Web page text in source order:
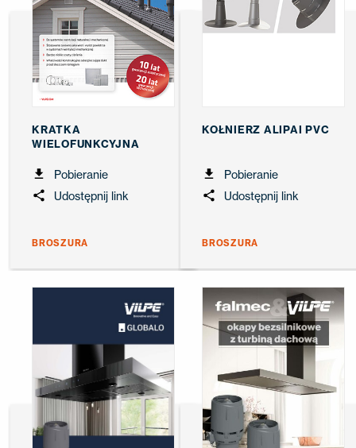
KRATKA
WIELOFUNKCYJNA
Pobieranie
Udostępnij link
BROSZURA
KOŁNIERZ ALIPAI PVC
Pobieranie
Udostępnij link
BROSZURA